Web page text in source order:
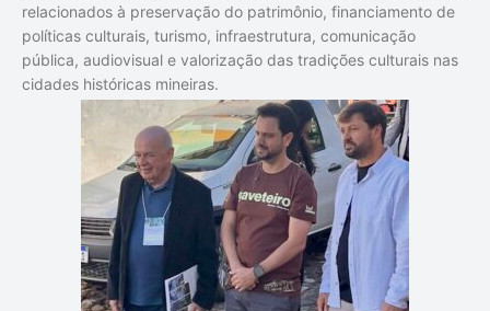
relacionados à preservação do patrimônio, financiamento de
políticas culturais, turismo, infraestrutura, comunicação
pública, audiovisual e valorização das tradições culturais nas
cidades históricas mineiras.